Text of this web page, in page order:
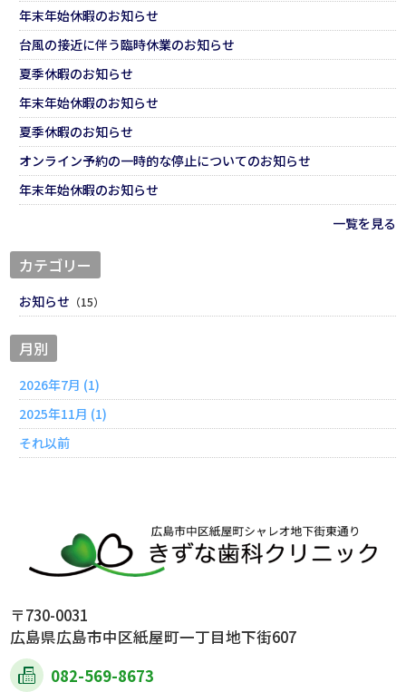
年末年始休暇のお知らせ
台風の接近に伴う臨時休業のお知らせ
夏季休暇のお知らせ
年末年始休暇のお知らせ
夏季休暇のお知らせ
オンライン予約の一時的な停止についてのお知らせ
年末年始休暇のお知らせ
一覧を見る
カテゴリー
お知らせ （15）
月別
2026年7月 (1)
2025年11月 (1)
それ以前
〒730-0031
広島県広島市中区紙屋町一丁目地下街607
082-569-8673